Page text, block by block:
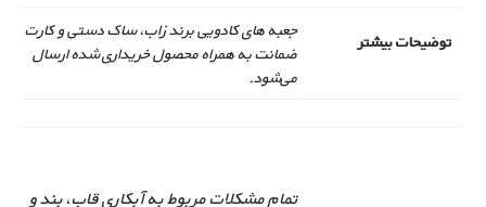
توضیحات بیشتر
جعبه های کادویی برند زاب، ساک دستی و کارت
ضمانت به همراه محصول خریداری شده ارسال
می‌شود.
تمام مشکلات مربوط به آبکاری قاب، بند و